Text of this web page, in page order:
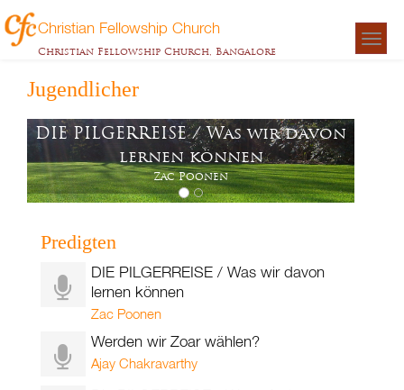
Christian Fellowship Church
Christian Fellowship Church, Bangalore
Jugendlicher
DIE PILGERREISE / Was wir davon
lernen können
Zac Poonen
Predigten
DIE PILGERREISE / Was wir davon
lernen können
Zac Poonen
Werden wir Zoar wählen?
Ajay Chakravarthy